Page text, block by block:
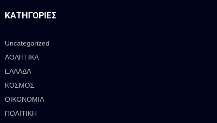
ΚΑΤΗΓΟΡΊΕΣ
Uncategorized
ΑΘΛΗΤΙΚΑ
ΕΛΛΑΔΑ
ΚΟΣΜΟΣ
ΟΙΚΟΝΟΜΙΑ
ΠΟΛΙΤΙΚΗ